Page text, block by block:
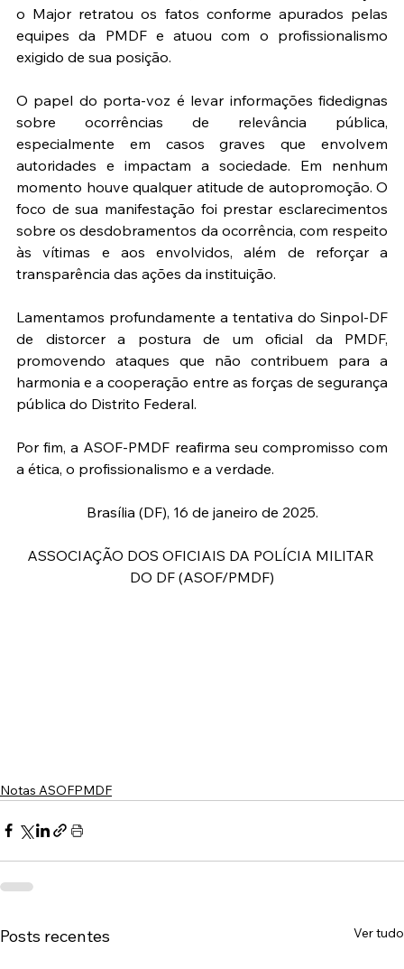
o Major retratou os fatos conforme apurados pelas
equipes da PMDF e atuou com o profissionalismo
exigido de sua posição.
O papel do porta-voz é levar informações fidedignas
sobre ocorrências de relevância pública,
especialmente em casos graves que envolvem
autoridades e impactam a sociedade. Em nenhum
momento houve qualquer atitude de autopromoção. O
foco de sua manifestação foi prestar esclarecimentos
sobre os desdobramentos da ocorrência, com respeito
às vítimas e aos envolvidos, além de reforçar a
transparência das ações da instituição.
Lamentamos profundamente a tentativa do Sinpol-DF
de distorcer a postura de um oficial da PMDF,
promovendo ataques que não contribuem para a
harmonia e a cooperação entre as forças de segurança
pública do Distrito Federal.
Por fim, a ASOF-PMDF reafirma seu compromisso com
a ética, o profissionalismo e a verdade.
Brasília (DF), 16 de janeiro de 2025.
ASSOCIAÇÃO DOS OFICIAIS DA POLÍCIA MILITAR
DO DF (ASOF/PMDF)
Notas ASOFPMDF
Posts recentes Ver tudo